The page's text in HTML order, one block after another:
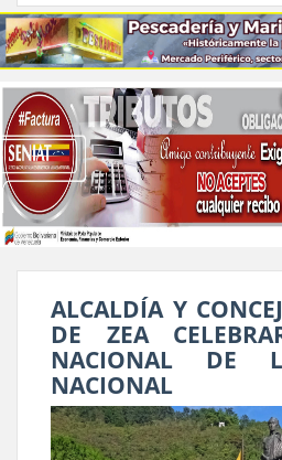
ALCALDÍA Y
DE ZEA
NACIONAL DE
NACIONAL